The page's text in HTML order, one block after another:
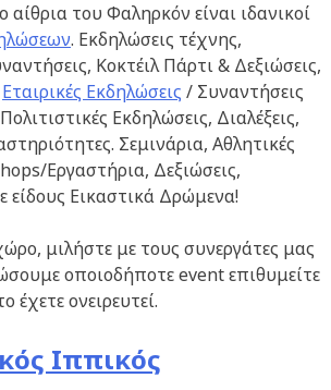
αίθρια του Φαληρκόν είναι ιδανικοί
. Εκδηλώσεις τέχνης,
Κοκτέιλ Πάρτι & Δεξιώσεις,
Εταιρικές Εκδηλώσεις / Συναντήσεις
Εκδηλώσεις, Διαλέξεις,
Σεμινάρια, Αθλητικές
Εργαστήρια, Δεξιώσεις,
είδους Εικαστικά Δρώμενα!
μιλήστε με τους συνεργάτες μας
οποιοδήποτε event επιθυμείτε
έχετε ονειρευτεί.
Ιππικός